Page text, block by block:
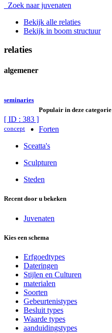
Zoek naar juvenaten
Bekijk alle relaties
Bekijk in boom structuur
relaties
algemener
seminaries
[ ID : 383 ]
concept
Populair in deze categorie
Forten
Sceatta's
Sculpturen
Steden
Recent door u bekeken
Juvenaten
Kies een schema
Erfgoedtypes
Dateringen
Stijlen en Culturen
materialen
Soorten
Gebeurtenistypes
Besluit types
Waarde types
aanduidingstypes